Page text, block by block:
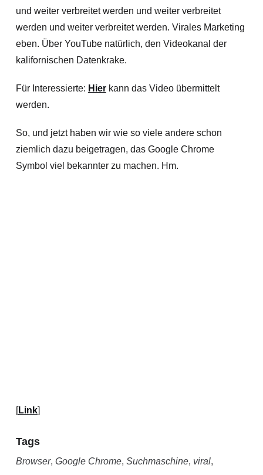
und weiter verbreitet werden und weiter verbreitet
werden und weiter verbreitet werden. Virales Marketing
eben. Über YouTube natürlich, den Videokanal der
kalifornischen Datenkrake.
Für Interessierte: Hierkann das Video übermittelt
werden.
So, und jetzt haben wir wie so viele andere schon
ziemlich dazu beigetragen, das Google Chrome
Symbol viel bekannter zu machen. Hm.
[Link]
Tags
Browser, Google Chrome, Suchmaschine, viral,